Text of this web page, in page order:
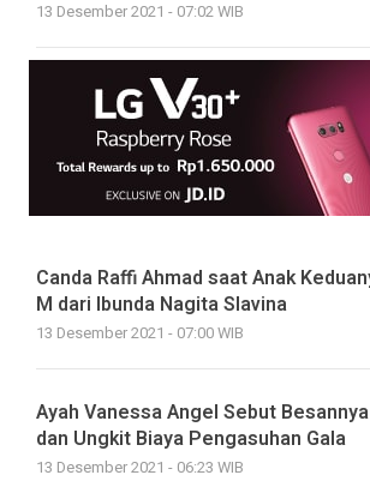
13 Desember 2021 - 07:02 WIB
Canda Raffi Ahmad saat Anak
M dari Ibunda Nagita Slavina
13 Desember 2021 - 07:00 WIB
Ayah Vanessa Angel Sebut
dan Ungkit Biaya Pengasuhan Gala
13 Desember 2021 - 06:23 WIB